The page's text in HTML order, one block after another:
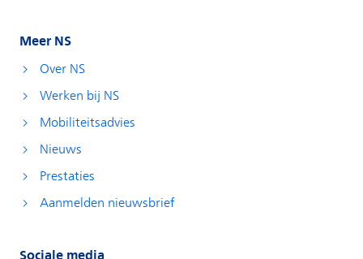
Meer NS
Over NS
Werken bij NS
Mobiliteitsadvies
Nieuws
Prestaties
Aanmelden nieuwsbrief
Sociale media